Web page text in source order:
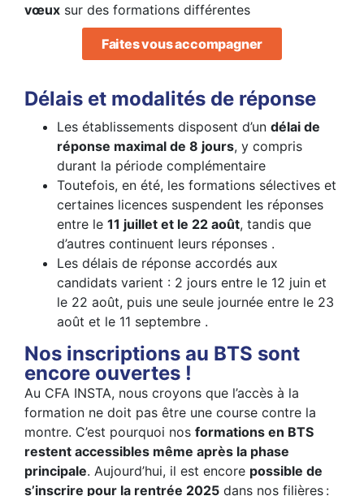
vœux sur des formations différentes
Faites vous accompagner
Délais et modalités de réponse
Les établissements disposent d’un délai de
réponse maximal de 8 jours, y compris
durant la période complémentaire
Toutefois, en été, les formations sélectives et
certaines licences suspendent les réponses
entre le 11 juillet et le 22 août, tandis que
d’autres continuent leurs réponses .
Les délais de réponse accordés aux
candidats varient : 2 jours entre le 12 juin et
le 22 août, puis une seule journée entre le 23
août et le 11 septembre .
Nos inscriptions au BTS sont
encore ouvertes !
Au CFA INSTA, nous croyons que l’accès à la
formation ne doit pas être une course contre la
montre. C’est pourquoi nos formations en BTS
restent accessibles même après la phase
principale. Aujourd’hui, il est encore possible de
s’inscrire pour la rentrée 2025 dans nos filières :